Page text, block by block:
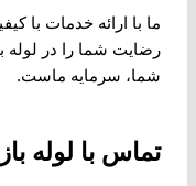
ما با ارائه خدمات با
رضایت شما را در لوله
شما، سرمایه ماست.
تماس با لوله